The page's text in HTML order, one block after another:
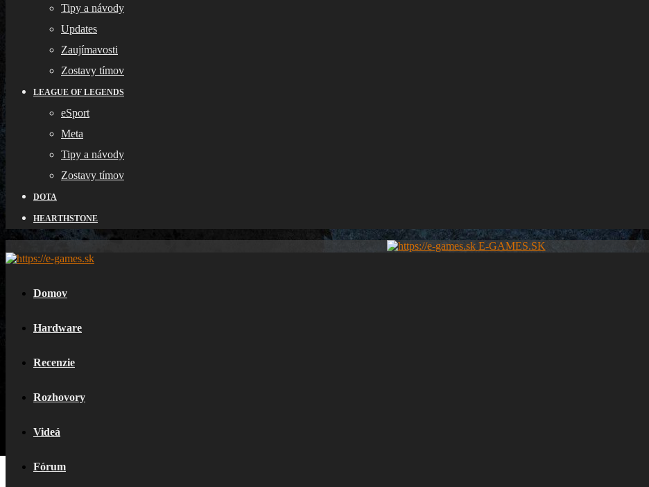
Tipy a návody
Updates
Zaujímavosti
Zostavy tímov
LEAGUE OF LEGENDS
eSport
Meta
Tipy a návody
Zostavy tímov
DOTA
HEARTHSTONE
E-GAMES.SK
Domov
Hardware
Recenzie
Rozhovory
Videá
Fórum